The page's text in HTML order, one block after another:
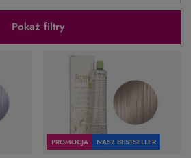
Pokaż filtry
PROMOCJA NASZ BESTSELLER